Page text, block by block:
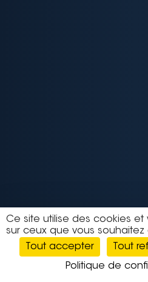
Ce site utilise des cookies
sur ceux que vous souhaitez
Tout accepter
Tout
Politique de